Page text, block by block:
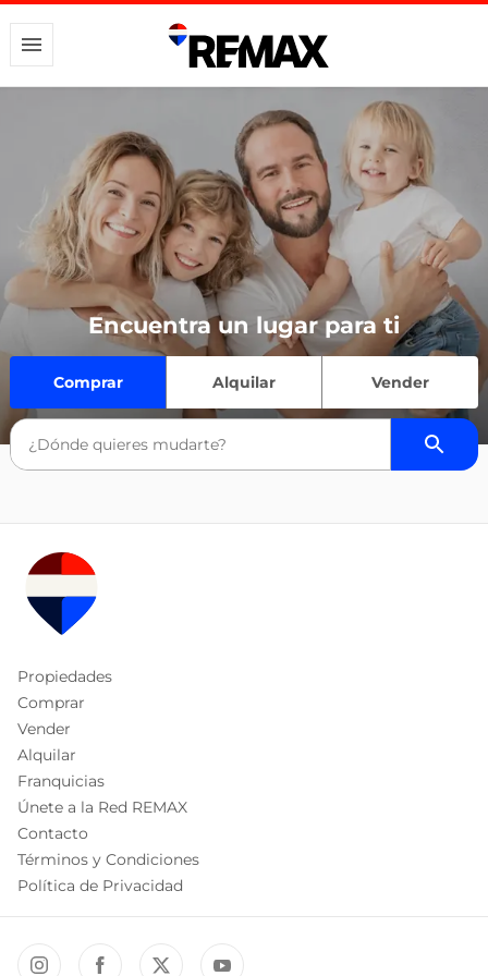
Encuentra un lugar para ti
Comprar Alquilar Vender
Propiedades
Comprar
Vender
Alquilar
Franquicias
Únete a la Red REMAX
Contacto
Términos y Condiciones
Política de Privacidad